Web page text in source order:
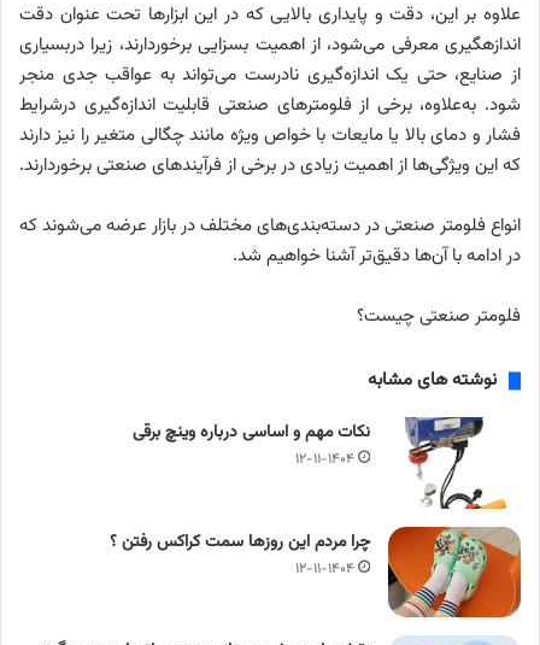
علاوه بر این، دقت و پایداری بالایی که در این ابزارها تحت عنوان دقت
اندازهگیری معرفی می‌شود، از اهمیت بسزایی برخوردارند، زیرا دربسیاری
از صنایع، حتی یک اندازه‌گیری نادرست می‌تواند به عواقب جدی منجر
شود. به‌علاوه، برخی از فلومترهای صنعتی قابلیت اندازه‌گیری درشرایط
فشار و دمای بالا یا مایعات با خواص ویژه مانند چگالی متغیر را نیز دارند
که این ویژگی‌ها از اهمیت زیادی در برخی از فرآیندهای صنعتی برخوردارند.
انواع فلومتر صنعتی در دسته‌بندی‌های مختلف در بازار عرضه می‌شوند که
در ادامه با آن‌ها دقیق‌تر آشنا خواهیم شد.
فلومتر صنعتی چیست؟
نوشته های مشابه
نکات مهم و اساسی درباره وینچ برقی
۱۲-۱۱-۱۴۰۴
چرا مردم این روزها سمت کراکس رفتن ؟
۱۲-۱۱-۱۴۰۴